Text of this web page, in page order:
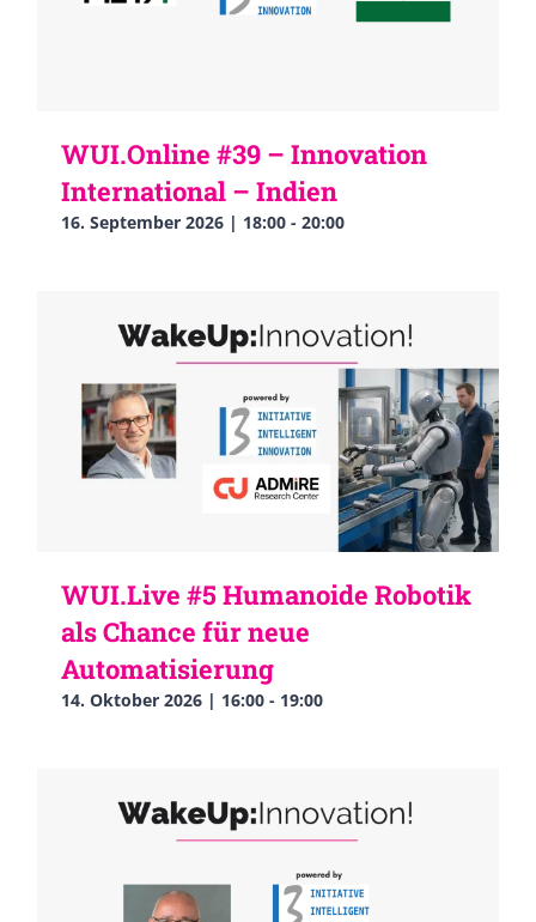
WUI.Online #39 – Innovation
International – Indien
16. September 2026 | 18:00 - 20:00
WUI.Live #5 Humanoide Robotik
als Chance für neue
Automatisierung
14. Oktober 2026 | 16:00 - 19:00